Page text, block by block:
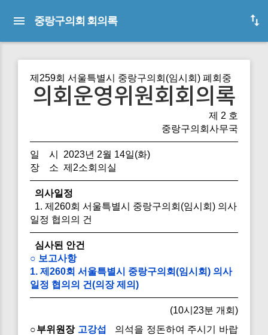
중랑구의회 회의록
제259회 서울특별시 중랑구의회(임시회) 폐회중
의회운영위원회회의록
제 2 호
중랑구의회사무국
일 시 2023년 2월 14일(화)
장 소 제2소회의실
의사일정
1. 제260회 서울특별시 중랑구의회(임시회) 의사
일정 협의의 건
심사된 안건
○ 보고사항
1. 제260회 서울특별시 중랑구의회(임시회) 의사
일정 협의의 건(의장 제의)
(10시23분 개회)
○부위원장 고강섭
의석을 정돈하여 주시기 바랍